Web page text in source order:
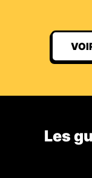
Les